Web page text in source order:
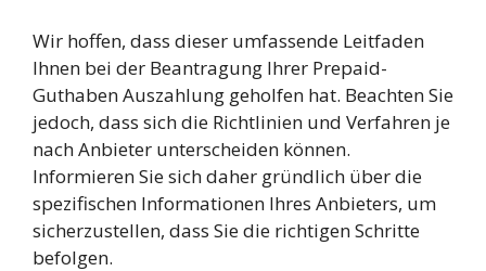
Wir hoffen, dass dieser umfassende Leitfaden
Ihnen bei der Beantragung Ihrer Prepaid-
Guthaben Auszahlung geholfen hat. Beachten Sie
jedoch, dass sich die Richtlinien und Verfahren je
nach Anbieter unterscheiden können.
Informieren Sie sich daher gründlich über die
spezifischen Informationen Ihres Anbieters, um
sicherzustellen, dass Sie die richtigen Schritte
befolgen.